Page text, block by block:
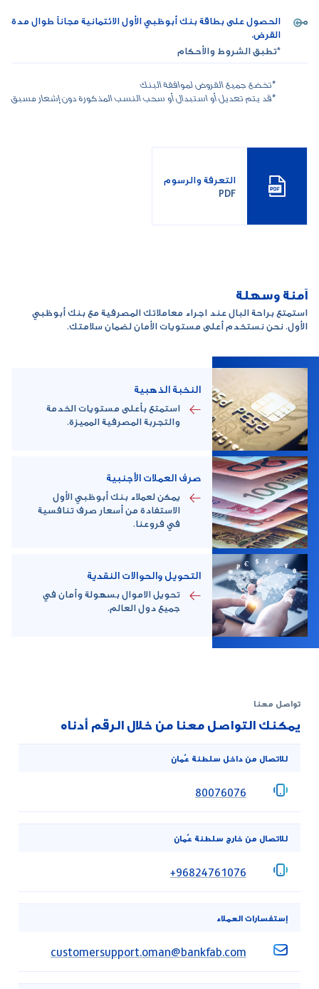
الحصول على بطاقة بنك أبوظبي الأول الائتمانية مجاناً طوال مدة
القرض.
*تطبق الشروط والأحكام
*تخضع جميع القروض لموافقة البنك
*قد يتم تعديل أو استبدال أو سحب النسب المذكورة دون إشعار مسبق
التعرفة والرسوم
PDF
آمنة وسهلة
استمتع براحة البال عند اجراء معاملاتك المصرفية مع بنك أبوظبي
الأول. نحن نستخدم أعلى مستويات الأمان لضمان سلامتك.
النخبة الذهبية
استمتع بأعلى مستويات الخدمة
والتجربة المصرفية المميزة.
صرف العملات الأجنبية
يمكن لعملاء بنك أبوظبي الأول
الاستفادة من أسعار صرف تنافسية
في فروعنا.
التحويل والحوالات النقدية
تحويل الاموال بسهولة وأمان في
جميع دول العالم.
تواصل معنا
يمكنك التواصل معنا من خلال الرقم أدناه
للاتصال من داخل سلطنة عُمان
‎80076076‎
للاتصال من خارج سلطنة عُمان
‎‎‎+96824761076‎
إستفسارات العملاء
customersupport.oman@bankfab.com